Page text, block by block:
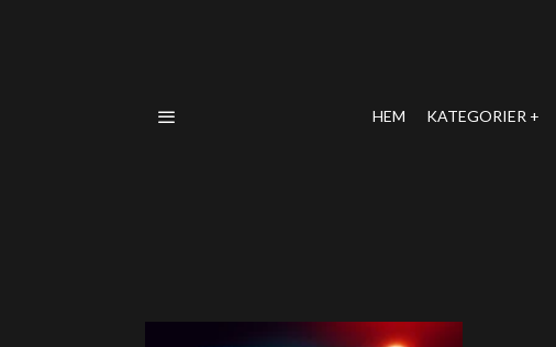
HEM KATEGORIER